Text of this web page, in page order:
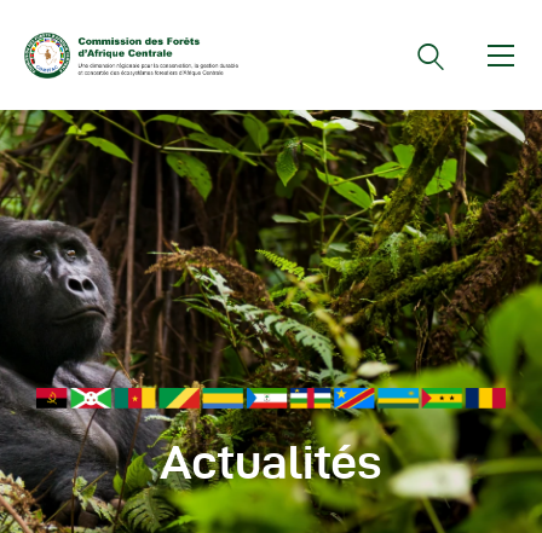
Documents Officiels
Conseils Des Ministres
Comptes Rendus De
Réunions Sous-
Régionales
Rapports
Publications
COMIFAC Newsletter
Réunions Réseaux
CEFDHAC
Actualités